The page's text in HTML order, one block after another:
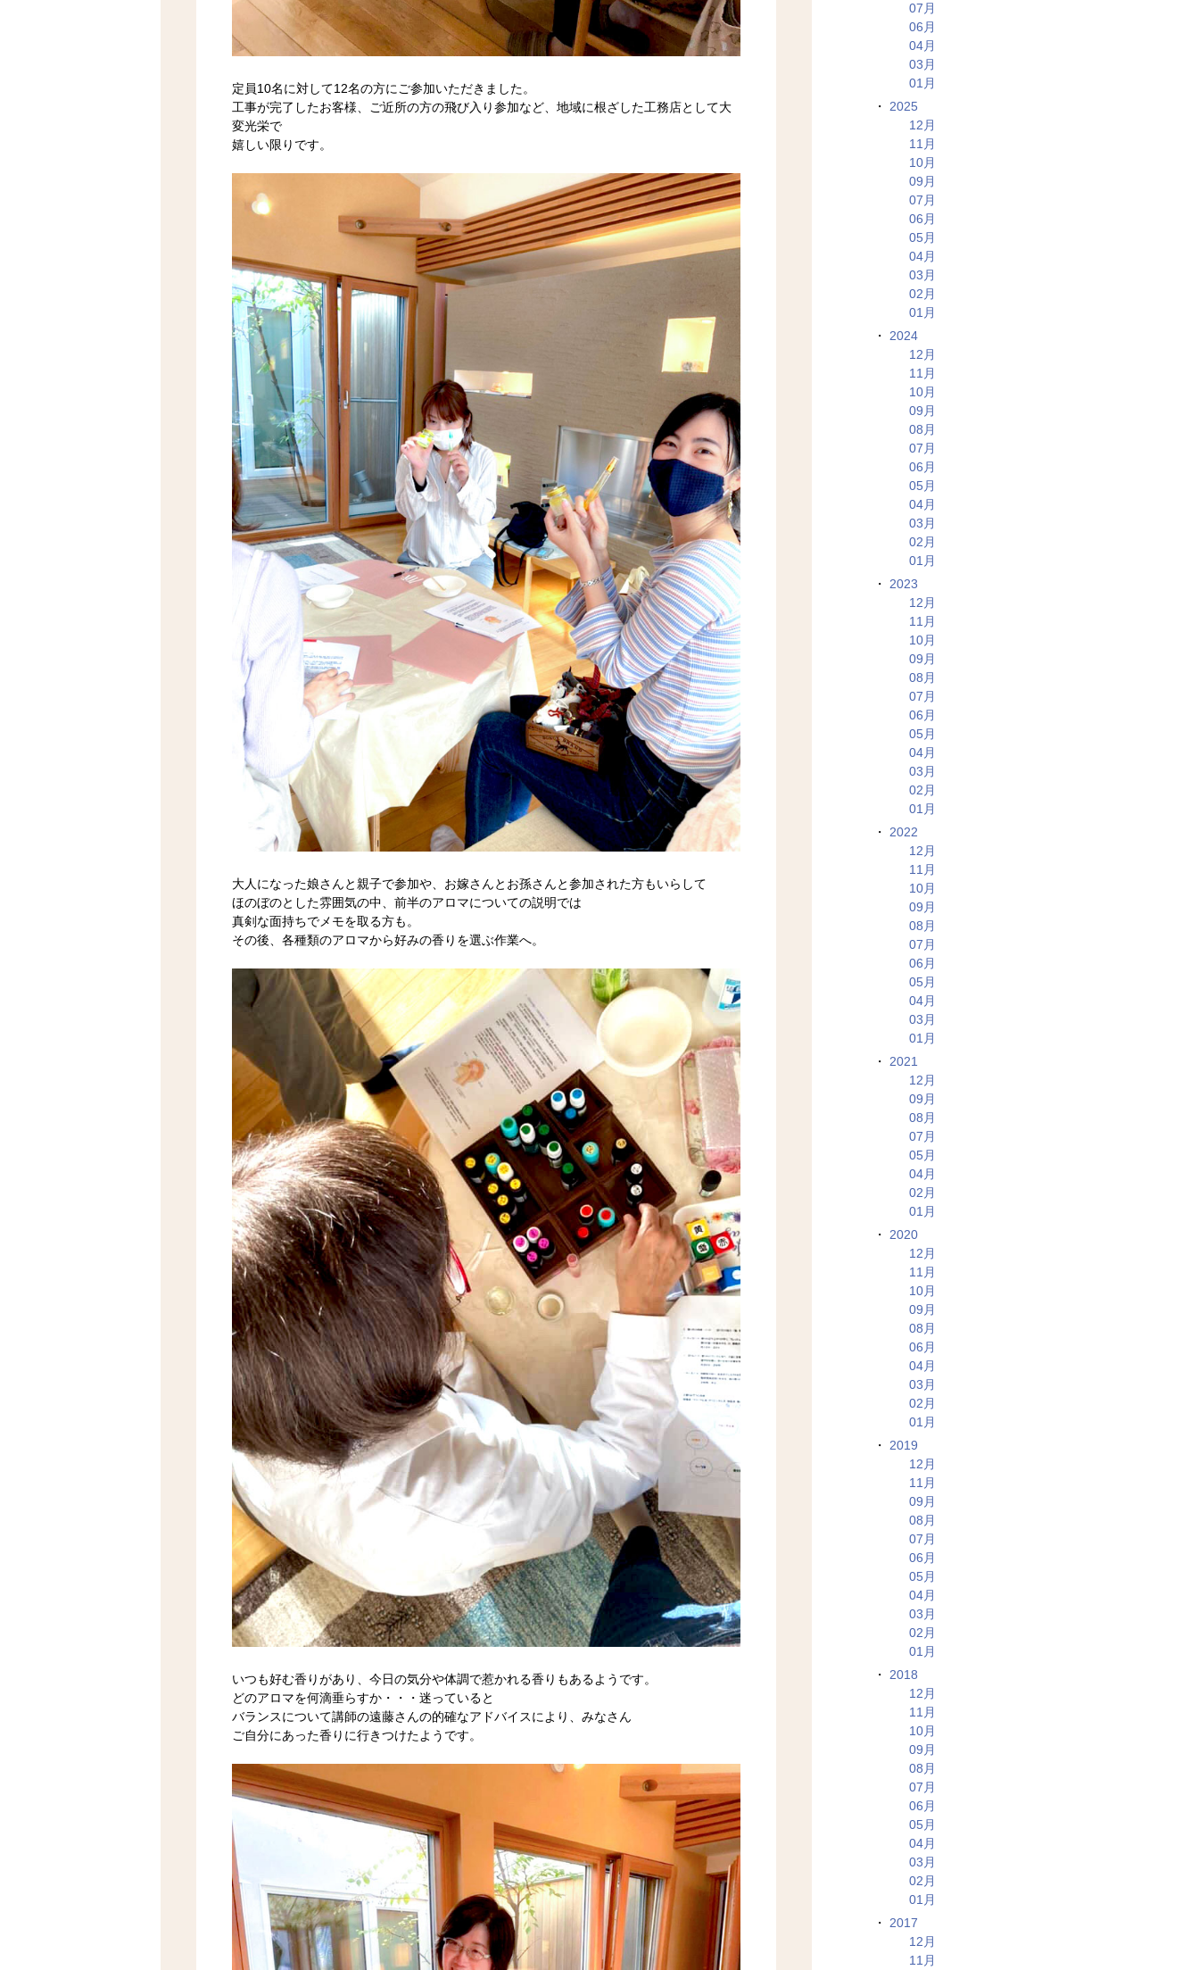
定員10名に対して12名の方にご参加いただきました。
工事が完了したお客様、ご近所の方の飛び入り参加など、地域に根ざした工務店として大
変光栄で
嬉しい限りです。
大人になった娘さんと親子で参加や、お嫁さんとお孫さんと参加された方もいらして
ほのぼのとした雰囲気の中、前半のアロマについての説明では
真剣な面持ちでメモを取る方も。
その後、各種類のアロマから好みの香りを選ぶ作業へ。
いつも好む香りがあり、今日の気分や体調で惹かれる香りもあるようです。
どのアロマを何滴垂らすか・・・迷っていると
バランスについて講師の遠藤さんの的確なアドバイスにより、みなさん
ご自分にあった香りに行きつけたようです。
07月
06月
04月
03月
01月
2025
12月
11月
10月
09月
07月
06月
05月
04月
03月
02月
01月
2024
12月
11月
10月
09月
08月
07月
06月
05月
04月
03月
02月
01月
2023
12月
11月
10月
09月
08月
07月
06月
05月
04月
03月
02月
01月
2022
12月
11月
10月
09月
08月
07月
06月
05月
04月
03月
01月
2021
12月
09月
08月
07月
05月
04月
02月
01月
2020
12月
11月
10月
09月
08月
06月
04月
03月
02月
01月
2019
12月
11月
09月
08月
07月
06月
05月
04月
03月
02月
01月
2018
12月
11月
10月
09月
08月
07月
06月
05月
04月
03月
02月
01月
2017
12月
11月